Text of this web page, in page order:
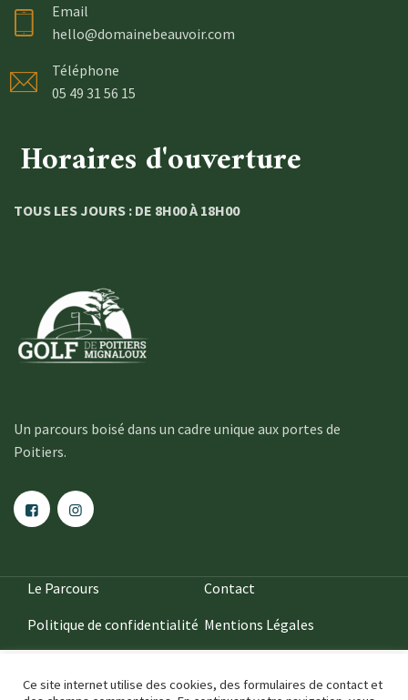
Email
hello@domainebeauvoir.com
Téléphone
05 49 31 56 15
Horaires d'ouverture
TOUS LES JOURS : DE 8H00 À 18H00
Un parcours boisé dans un cadre unique aux portes de
Poitiers.
Le Parcours
Contact
Politique de confidentialité Mentions Légales
Ce site internet utilise des cookies, des formulaires de contact et